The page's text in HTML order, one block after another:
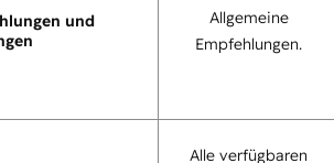
und
Allgemeine
Empfehlungen.
Alle verfügbaren